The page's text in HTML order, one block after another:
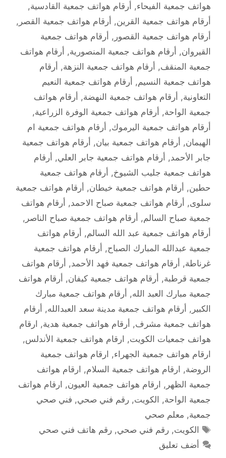
هواتف جمعية الفيحاء, أرقام هواتف جمعية القادسية,
أرقام هواتف جمعية القرين, أرقام هواتف جمعية القصر ,
أرقام هواتف جمعية القصور , أرقام هواتف جمعية
القيروان, أرقام هواتف جمعية المنصورية, أرقام هواتف
جمعية المنقف, أرقام هواتف جمعية النزهة, أرقام
هواتف جمعية النسيم, أرقام هواتف جمعية النعيم
التعاونية, أرقام هواتف جمعية النهضة, أرقام هواتف
جمعية الواحة, أرقام هواتف جمعية الوفرة الزراعية,
أرقام هواتف جمعية اليرموك, أرقام هواتف جمعية ام
الهيمان, أرقام هواتف جمعية بيان, أرقام هواتف جمعية
جابر الأحمد, أرقام هواتف جمعية جابر العلي, أرقام
هواتف جمعية جليب الشيوخ, أرقام هواتف جمعية
حطين, أرقام هواتف جمعية خيطان, أرقام هواتف جمعية
سلوى, أرقام هواتف جمعية صباح الاحمد, أرقام هواتف
جمعية صباح السالم, أرقام هواتف جمعية صباح الناصر ,
أرقام هواتف جمعية عبد الله السالم, أرقام هواتف
جمعية عبدالله المبارك الصباح, أرقام هواتف جمعية
غرناطة, أرقام هواتف جمعية فهد الأحمد, أرقام هواتف
جمعية قرطبة, أرقام هواتف جمعية كيفان, أرقام هواتف
جمعية مبارك العبد الله, أرقام هواتف جمعية مبارك
الكبير , أرقام هواتف جمعية مدينة سعد العبدالله, أرقام
هواتف جمعية مشرف, أرقام هواتف جمعية هدية, ارقام
هواتف جمعيات الكويت, ارقام هواتف جمعية الأندلس,
ارقام هواتف جمعية الجهراء, ارقام هواتف جمعية
الروضة, ارقام هواتف جمعية السلام, ارقام هواتف
جمعية الظهر , ارقام هواتف جمعية العيون, ارقام هواتف
جمعية الواحة, الكويت, رقم فني صحي, فني صحي
جمعية, معلم صحي
الوسوم
الكويت,رقم فني صحي,رقم هاتف فني صحي
أضف تعليق